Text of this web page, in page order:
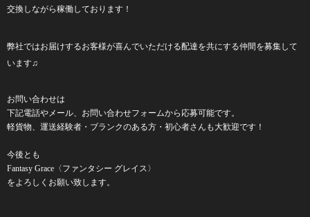
交換しながら稼働しております！
弊社ではお届けするお客様が喜んでいただける配達を共にする仲間を募集して
います♫
お問い合わせは
下記電話やメール、お問い合わせフォームから応募可能です。
軽貨物、運送経験者・ブランクのある方・初心者さんも大歓迎です！
今後とも
Fantasy Grace〈ファンタシー グレイス〉
をよろしくお願い致します。